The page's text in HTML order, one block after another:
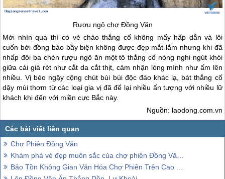
Rượu ngô chợ Đồng Văn
Mới nhìn qua thì có vẻ chảo thắng cố không mấy hấp dẫn và lôi
cuốn bởi đồng bào bầy biện không được đẹp mắt lắm nhưng khi đã
nhấp đôi ba chén rượu ngô ăn một tô thắng cố nóng nghi ngút khói
giữa cái giá rét như cắt da cắt thịt, cảm nhận lòng mình như ấm lên
nhiều. Vị béo ngậy cộng chút bùi bùi độc đáo khác lạ, bát thắng cố
dậy mùi thơm từ các loại gia vị đã để lại nhiều ấn tượng với nhiều lữ
khách khi đến với miền cực Bắc này.
Nguồn: laodong.com.vn
Chợ Phiên Đồng Văn
Khám phá vẻ đẹp muôn sắc của chợ phiên Đồng Văn khi đến Hà Giang
Bảo Tồn Không Gian Văn Hóa Chợ Phiên Trên Cao Nguyên Đá Đồng Văn